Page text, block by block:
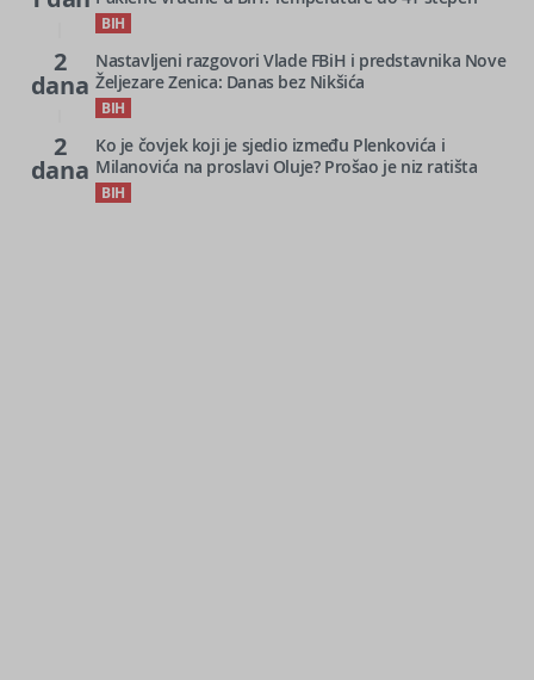
BIH
2
dana
Nastavljeni razgovori Vlade FBiH i predstavnika Nove
Željezare Zenica: Danas bez Nikšića
BIH
2
dana
Ko je čovjek koji je sjedio između Plenkovića i
Milanovića na proslavi Oluje? Prošao je niz ratišta
BIH